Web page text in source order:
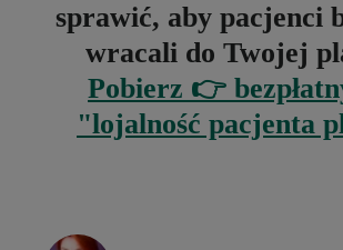
sprawić, aby pacjenci
wracali do Twojej
Pobierz 👉
"lojalność pacjenta